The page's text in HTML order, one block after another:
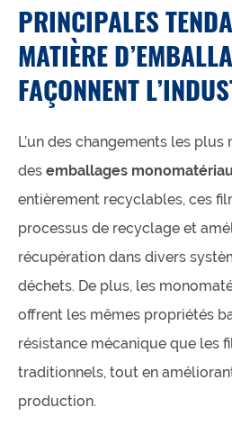
PRINCIPALES
MATIÈRE
FAÇONNENT
L’un des changements les plus
des emballages
entièrement recyclables, ces
processus de recyclage et
récupération dans divers
déchets. De plus, les
offrent les mêmes propriétés
résistance mécanique que les
traditionnels, tout en
production.